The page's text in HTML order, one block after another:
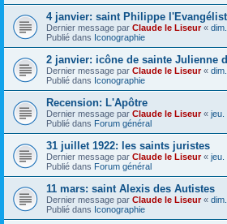
4 janvier: saint Philippe
Dernier message par Claude le Liseur«
Publié dans Iconographie
2 janvier: icône de sainte Julienne
Dernier message par Claude le Liseur«
Publié dans Iconographie
Recension: L'Apôtre
Dernier message par Claude le Liseur« jeu.
Publié dans Forum général
31 juillet 1922: les saints juristes
Dernier message par Claude le Liseur« jeu.
Publié dans Forum général
11 mars: saint Alexis des Autistes
Dernier message par Claude le Liseur«
Publié dans Iconographie